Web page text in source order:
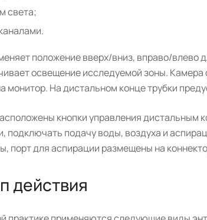
света;
положение вверх/вниз, вправо/
освещение исследуемой зоны.
монитор. На дистальном конце трубки
кнопки управления
подключать подачу воды, воздуха и
порт для аспирации размещены на
действия